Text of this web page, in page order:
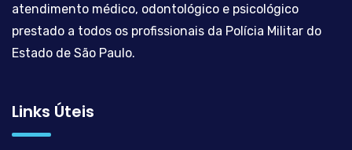
atendimento médico, odontológico e psicológico
prestado a todos os profissionais da Polícia Militar do
Estado de São Paulo.
Links Úteis